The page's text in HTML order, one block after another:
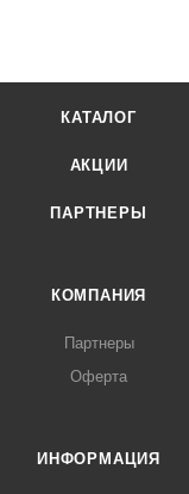
КАТАЛОГ
АКЦИИ
ПАРТНЕРЫ
КОМПАНИЯ
Партнеры
Оферта
ИНФОРМАЦИЯ